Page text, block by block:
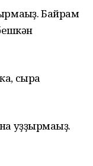
Байрам
сырға
уҙҙырмағыҙ.